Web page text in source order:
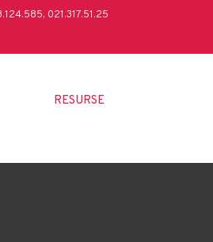
021.317.51.25
RESURSE